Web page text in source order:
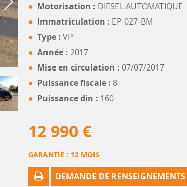
Motorisation : DIESEL AUTOMATIQUE
Immatriculation : EP-027-BM
Type :VP
Année :2017
Mise en circulation :07/07/2017
Puissance fiscale : 8
Puissance din : 160
12 990 €
GARANTIE : 12 MOIS
DEMANDE DE RENSEIGNEMENTS